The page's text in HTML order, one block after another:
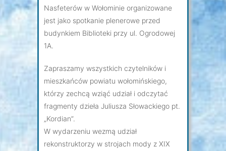
Nasfeterów w Wołominie organizowane
jest jako spotkanie plenerowe przed
budynkiem Biblioteki przy ul. Ogrodowej
1A.
Zapraszamy wszystkich czytelników i
mieszkańców powiatu wołomińskiego,
którzy zechcą wziąć udział i odczytać
fragmenty dzieła Juliusza Słowackiego pt.
„Kordian”.
W wydarzeniu wezmą udział
rekonstruktorzy w strojach mody z XIX